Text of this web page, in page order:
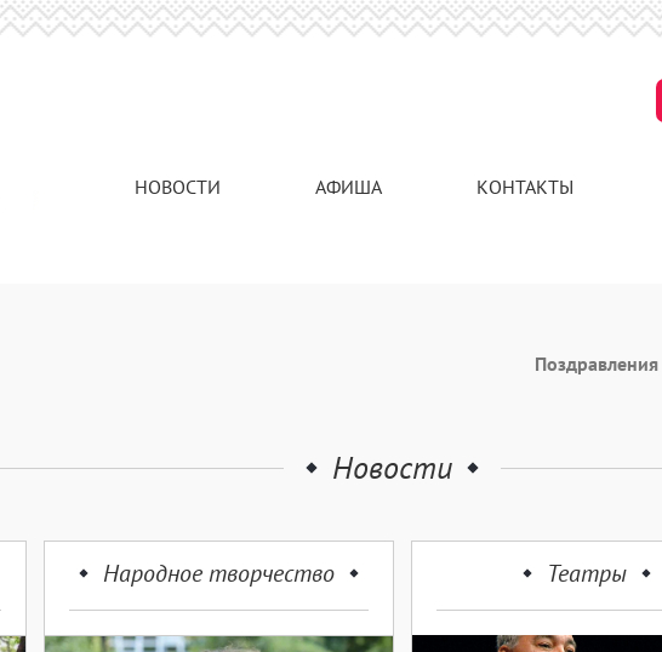
НОВОСТИ АФИША КОНТАКТЫ
Поздравления
Новости
Народное творчество Театры